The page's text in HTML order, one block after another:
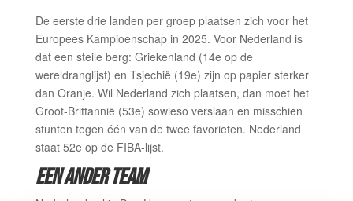
De eerste drie landen per groep plaatsen zich voor het
Europees Kampioenschap in 2025. Voor Nederland is
dat een steile berg: Griekenland (14e op de
wereldranglijst) en Tsjechië (19e) zijn op papier sterker
dan Oranje. Wil Nederland zich plaatsen, dan moet het
Groot-Brittannië (53e) sowieso verslaan en misschien
stunten tegen één van de twee favorieten. Nederland
staat 52e op de FIBA-lijst.
EEN ANDER TEAM